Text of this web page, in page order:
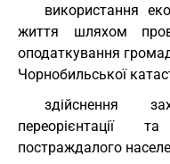
використання
життя шляхом
оподаткування
Чорнобильської
здійснення
переорієнтації
постраждалого